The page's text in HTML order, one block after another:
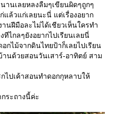
านเลยหลงลืมๆเขียนผิดๆถูกๆ
แล้วแก่เลยนะนี่ แต่เรื่องอยาก
นฝีมือละไม่ได้เชียวเห็นใครทำ
ทีไกลๆยังอยากไปเรียนเลยนี่
ไม้จากดินไทยป้าก็เลยไปเรียน
นด้วยสอนวันเสาร์-อาทิตย์ สาม
ไปเค้าสอนทำดอกกุหลาบให้
ระถางนี้ค่ะ